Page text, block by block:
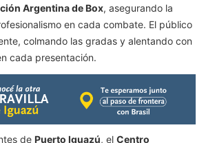
Argentina de Box, asegurando la
en cada combate. El público
colmando las gradas y alentando con
cada presentación.
de Puerto Iguazú, el Centro